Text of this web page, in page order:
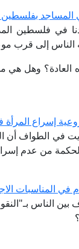
بفلسطين
في فلسطين
إلى قرب
وهل هي
إسراع المرأة
في الطواف أن
من عدم
في المناسبات
بين الناس